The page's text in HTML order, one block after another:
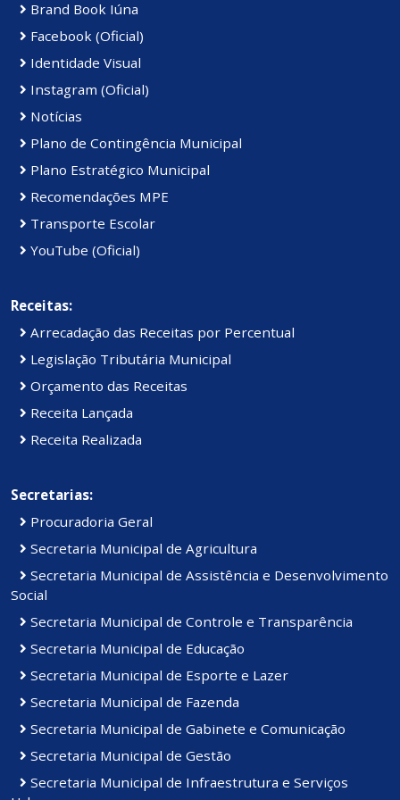
Brand Book Iúna
Facebook (Oficial)
Identidade Visual
Instagram (Oficial)
Notícias
Plano de Contingência Municipal
Plano Estratégico Municipal
Recomendações MPE
Transporte Escolar
YouTube (Oficial)
Receitas:
Arrecadação das Receitas por Percentual
Legislação Tributária Municipal
Orçamento das Receitas
Receita Lançada
Receita Realizada
Secretarias:
Procuradoria Geral
Secretaria Municipal de Agricultura
Secretaria Municipal de Assistência e Desenvolvimento
Social
Secretaria Municipal de Controle e Transparência
Secretaria Municipal de Educação
Secretaria Municipal de Esporte e Lazer
Secretaria Municipal de Fazenda
Secretaria Municipal de Gabinete e Comunicação
Secretaria Municipal de Gestão
Secretaria Municipal de Infraestrutura e Serviços